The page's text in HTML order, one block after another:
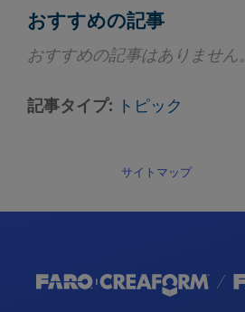
おすすめの記事
おすすめの記事はありません。
記事タイプ トピック
サイトマップ